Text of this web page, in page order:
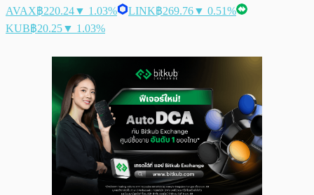
AVAX฿220.24▼ 1.03% LINK฿269.76▼ 0.51%
KUB฿20.25▼ 1.03%